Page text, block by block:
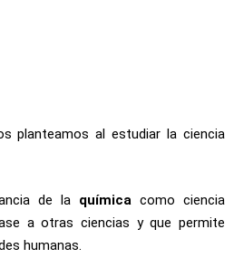
planteamos al estudiar la ciencia
de la química como ciencia
a otras ciencias y que permite
humanas.